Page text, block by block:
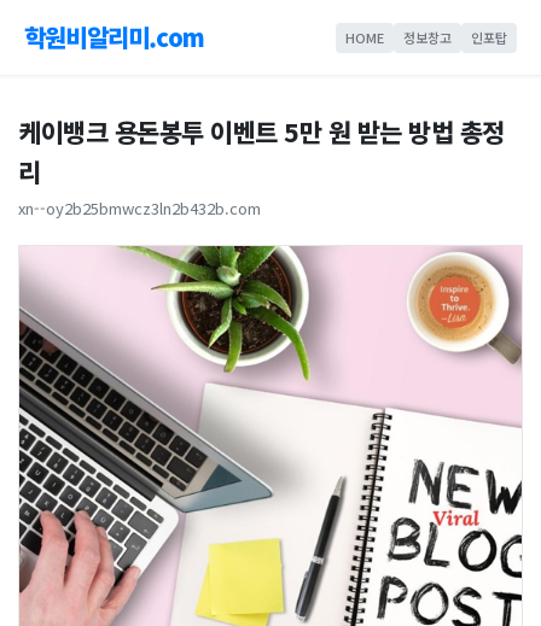
학원비알리미.com HOME 정보창고 인포탑
케이뱅크 용돈봉투 이벤트 5만 원 받는 방법 총정
리
xn--oy2b25bmwcz3ln2b432b.com